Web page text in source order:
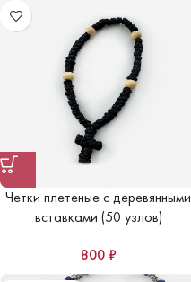
Четки плетеные с деревянными
вставками (50 узлов)
800 ₽